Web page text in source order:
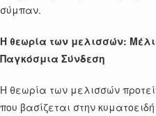
σύμπαν.
Η θεωρία των μελισσών:
Παγκόσμια Σύνδεση
Η θεωρία των μελισσών
που βασίζεται στην